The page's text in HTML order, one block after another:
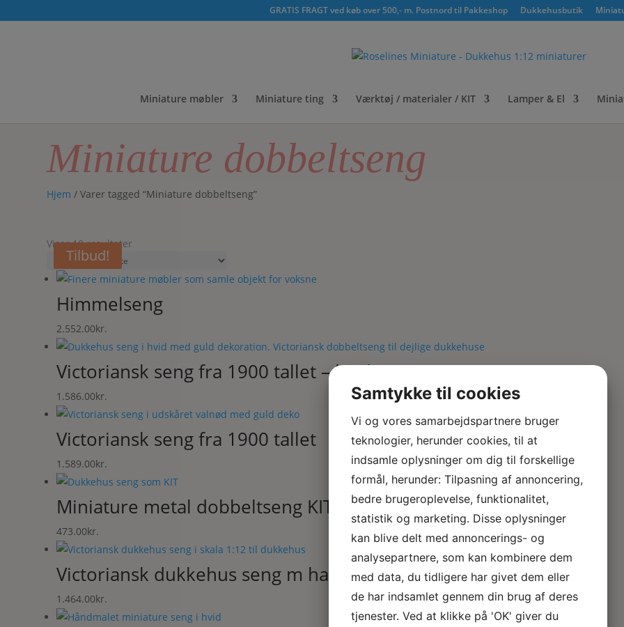
GRATIS FRAGT ved køb over 500,- m. Postnord til Pakkeshop Dukkehusbutik
Miniature møbler Miniature ting Værktøj / materialer / KIT Lamper & El
Miniature dobbeltseng
Hjem / Varer tagged “Miniature dobbeltseng”
Viser 10 resultater
seneste
Himmelseng
2.552.00kr.
Victoriansk seng fra 1900 tallet – hvid
1.586.00kr.
Victoriansk seng fra 1900 tallet
1.589.00kr.
Miniature metal dobbeltseng KIT
473.00kr.
Victoriansk dukkehus seng m halv himmel
1.464.00kr.
Tilbud!
Tilbud!
Tilbud!
Samtykke til cookies
Vi og vores samarbejdspartnere bruger
teknologier, herunder cookies, til at
indsamle oplysninger om dig til forskellige
formål, herunder: Tilpasning af annoncering,
bedre brugeroplevelse, funktionalitet,
statistik og marketing. Disse oplysninger
kan blive delt med annoncerings- og
analysepartnere, som kan kombinere dem
med data, du tidligere har givet dem eller
de har indsamlet gennem din brug af deres
tjenester. Ved at klikke på 'OK' giver du